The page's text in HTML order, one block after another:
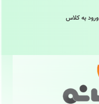
ورود به کلاس